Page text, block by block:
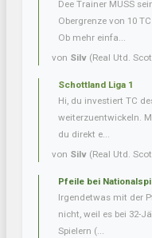
Dee Trainer MUSS
Obergrenze von 10
Ob mehr einfa...
von Silv (Real Utd.
Schottland Liga 1
Hi, du investiert TC
weiterzuentwickeln.
du direkt e...
von Silv (Real Utd.
Pfeile bei
Irgendetwas mit der
nicht, weil es bei 32-
Spielern (...